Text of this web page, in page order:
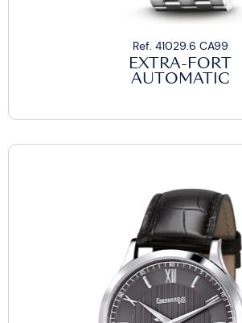
Ref. 41029.6 CA99
EXTRA-FORT
AUTOMATIC